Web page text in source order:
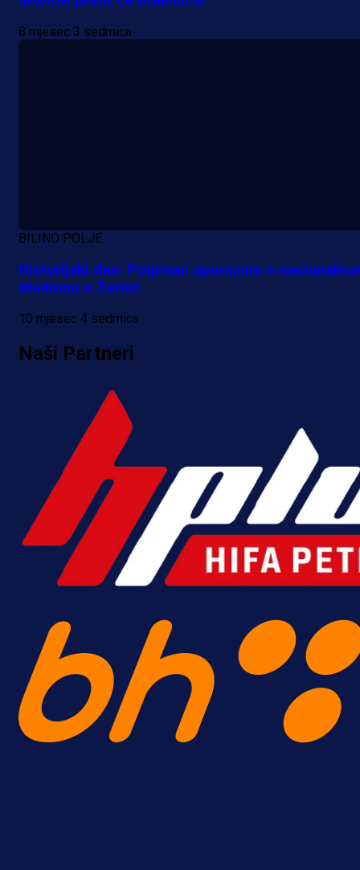
8 mjesec 3 sedmica
BILINO POLJE
Historijski dan: Potpisan sporazum o
stadionu u Zenici
10 mjesec 4 sedmica
Naši Partneri